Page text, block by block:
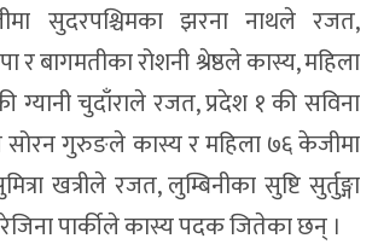
सुदरपश्चिमका झरना नाथले रजत,
र बागमतीका रोशनी श्रेष्ठले कास्य, महिला
ग्यानी चुदाँराले रजत, प्रदेश १ की सविना
सोरन गुरुङले कास्य र महिला ७६ केजीमा
खत्रीले रजत, लुम्बिनीका सुष्टि सुर्तुङ्गा
पार्कीले कास्य पदक जितेका छन् ।